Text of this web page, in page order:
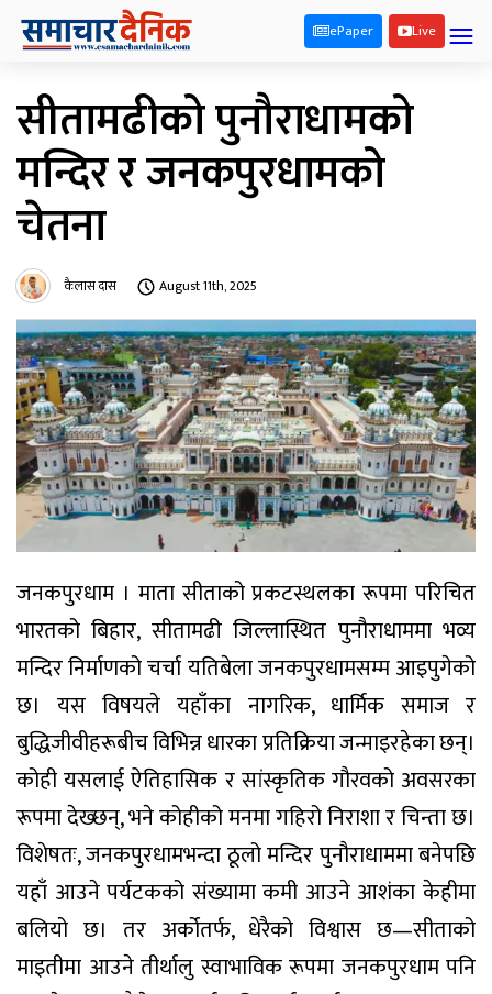
ePaper Live
सीतामढीको पुनौराधामको
मन्दिर र जनकपुरधामको
चेतना
कैलास दास August 11th, 2025
जनकपुरधाम । माता सीताको प्रकटस्थलका रूपमा परिचित
भारतको बिहार, सीतामढी जिल्लास्थित पुनौराधाममा भव्य
मन्दिर निर्माणको चर्चा यतिबेला जनकपुरधामसम्म आइपुगेको
छ। यस विषयले यहाँका नागरिक, धार्मिक समाज र
बुद्धिजीवीहरूबीच विभिन्न धारका प्रतिक्रिया जन्माइरहेका छन्।
कोही यसलाई ऐतिहासिक र सांस्कृतिक गौरवको अवसरका
रूपमा देख्छन्, भने कोहीको मनमा गहिरो निराशा र चिन्ता छ।
विशेषतः, जनकपुरधामभन्दा ठूलो मन्दिर पुनौराधाममा बनेपछि
यहाँ आउने पर्यटकको संख्यामा कमी आउने आशंका केहीमा
बलियो छ। तर अर्कोतर्फ, धेरैको विश्वास छ—सीताको
माइतीमा आउने तीर्थालु स्वाभाविक रूपमा जनकपुरधाम पनि